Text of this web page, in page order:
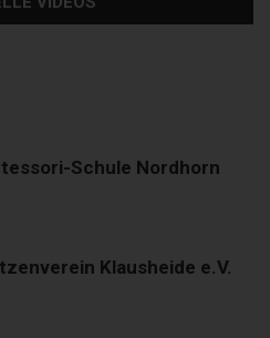
Schule Nordhorn
Klausheide e.V.